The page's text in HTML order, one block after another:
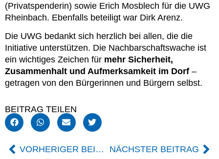
(Privatspenderin) sowie Erich Mosblech für die UWG
Rheinbach. Ebenfalls beteiligt war Dirk Arenz.
Die UWG bedankt sich herzlich bei allen, die die
Initiative unterstützen. Die Nachbarschaftswache ist
ein wichtiges Zeichen für mehr Sicherheit,
Zusammenhalt und Aufmerksamkeit im Dorf –
getragen von den Bürgerinnen und Bürgern selbst.
BEITRAG TEILEN
VORHERIGER BEITRAG NÄCHSTER BEITRAG